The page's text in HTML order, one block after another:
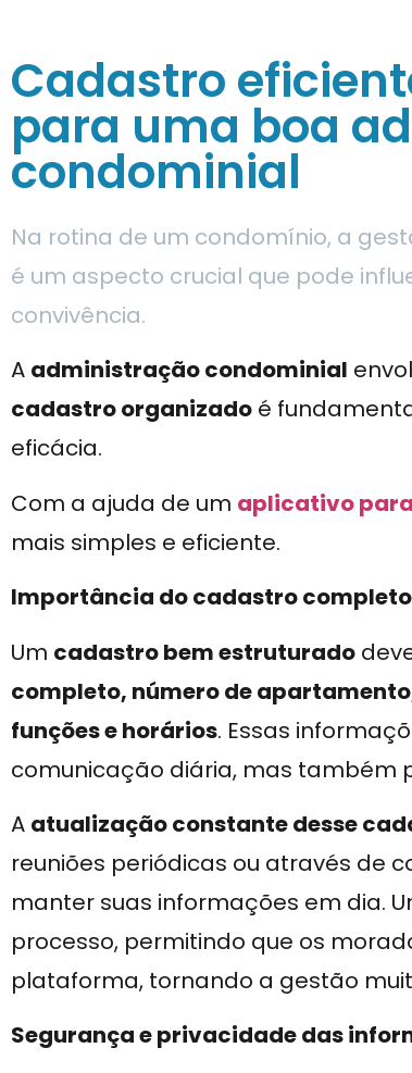
Cadastro
para uma boa
condominial
Na rotina de um condomínio, a
é um aspecto crucial que pode
convivência.
A administração condominial
cadastro organizado é
eficácia.
Com a ajuda de um aplicativo
mais simples e eficiente.
Importância do cadastro
Um cadastro bem estruturado
completo, número de
funções e horários. Essas
comunicação diária, mas também
A atualização constante desse
reuniões periódicas ou através de
manter suas informações em dia.
processo, permitindo que os
plataforma, tornando a gestão
Segurança e privacidade das